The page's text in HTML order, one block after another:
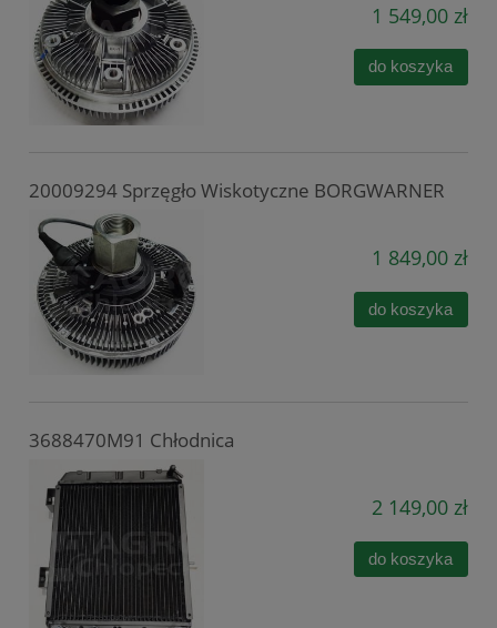
1 549,00 zł
do koszyka
20009294 Sprzęgło Wiskotyczne BORGWARNER
1 849,00 zł
do koszyka
3688470M91 Chłodnica
2 149,00 zł
do koszyka